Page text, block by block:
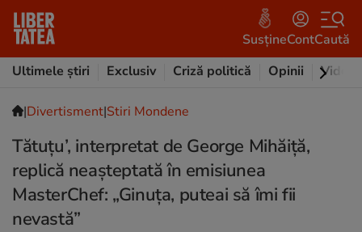
SusțineContCaută
Ultimele știri
Exclusiv Criză politică Opinii Video
|Divertisment|Stiri Mondene
Tătuțu’, interpretat de George Mihăiță,
replică neașteptată în emisiunea
MasterChef: „Ginuța, puteai să îmi fii
nevastă”